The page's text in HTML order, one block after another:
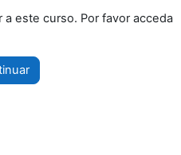
este curso. Por favor acceda